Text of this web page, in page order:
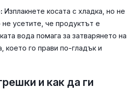
Изплакнете косата с хладка, но не
усетите, че продуктът е
вода помага за затварянето на
което го прави по-гладък и
и как да ги